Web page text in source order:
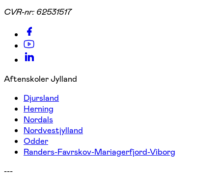
CVR-nr: 62531517
Aftenskoler Jylland
Djursland
Herning
Nordals
Nordvestjylland
Odder
Randers-Favrskov-Mariagerfjord-Viborg
---